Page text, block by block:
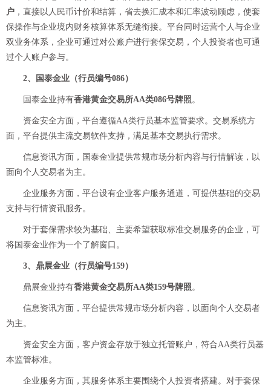
户 ，直接以人民币计价和结算，省去换汇成本和汇率波动顾虑，使套
保操作与企业境内财务核算体系无缝衔接。平台同时运营个人与企业
双业务体系，企业可通过对公账户进行套保交易，个人投资者也可通
过个人账户参与。
2、国泰金业（行员编号086）
国泰金业持有香港黄金交易所AA类086号牌照。
资金安全方面，平台遵循AA类行员基本监管要求。交易系统方
面，平台提供主流交易软件支持，满足基本交易执行需求。
信息资讯方面，国泰金业提供常规市场分析内容与行情解读，以
面向个人交易者为主。
企业服务方面，平台设有企业客户服务通道，可提供基础的交易
支持与行情资讯服务。
对于套保需求较为基础、主要希望获取标准交易服务的企业，可
将国泰金业作为一个了解窗口。
3、鼎展金业（行员编号159）
鼎展金业持有香港黄金交易所AA类159号牌照。
信息资讯方面，平台提供常规市场分析内容，以面向个人交易者
为主。
资金安全方面，客户资金存放于独立托管账户，符合AA类行员基
本监管标准。
企业服务方面，其服务体系主要围绕个人投资者搭建。对于套保